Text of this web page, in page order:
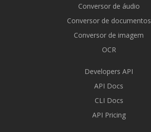
Conversor de áudio
Conversor de documentos
Conversor de imagem
OCR
Developers API
API Docs
CLI Docs
API Pricing